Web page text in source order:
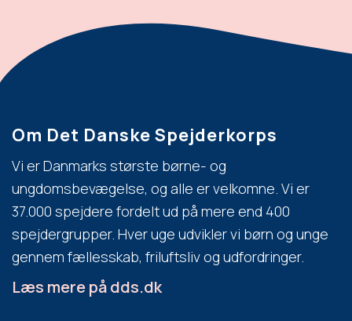
Om Det Danske Spejderkorps
Vi er Danmarks største børne- og
ungdomsbevægelse, og alle er velkomne. Vi er
37.000 spejdere fordelt ud på mere end 400
spejdergrupper. Hver uge udvikler vi børn og unge
gennem fællesskab, friluftsliv og udfordringer.
Læs mere på dds.dk